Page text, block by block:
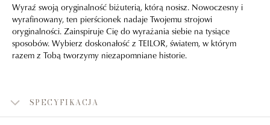
Wyraź swoją oryginalność biżuterią, którą nosisz. Nowoczesny i
wyrafinowany, ten pierścionek nadaje Twojemu strojowi
oryginalności. Zainspiruje Cię do wyrażania siebie na tysiące
sposobów. Wybierz doskonałość z TEILOR, światem, w którym
razem z Tobą tworzymy niezapomniane historie.
SPECYFIKACJA